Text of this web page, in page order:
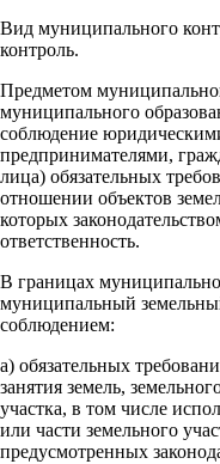
Вид муниципального
контроль.
Предметом
муниципального
соблюдение
предпринимателями,
лица) обязательных
отношении объектов
которых
ответственность.
В границах
муниципальный
соблюдением:
а) обязательных
занятия земель,
участка, в том числе
или части земельного
предусмотренных